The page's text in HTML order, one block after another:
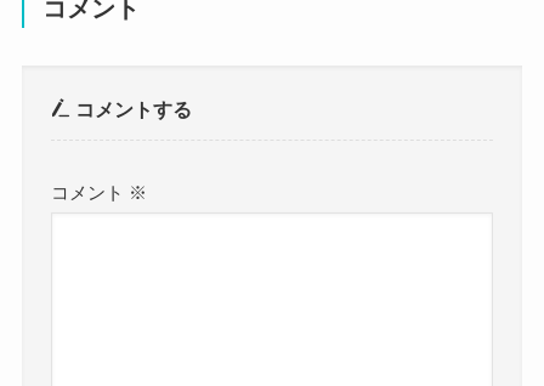
Mayoさんは東京生まれのようですが、
高校時代までは宇都宮市で生活していたようで
年齢：？
血液型：B型
コメント
コメントする
コメント ※